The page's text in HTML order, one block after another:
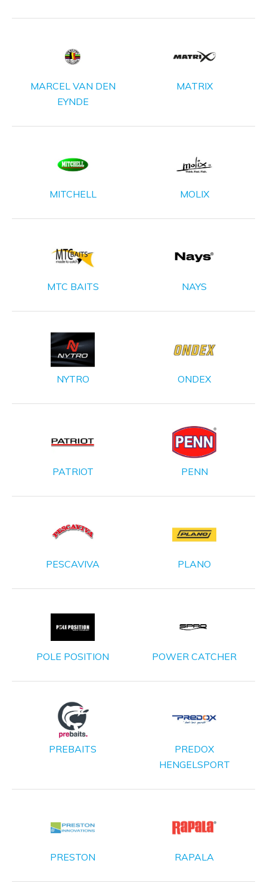
MARCEL VAN DEN
EYNDE
MATRIX
MITCHELL MOLIX
MTC BAITS NAYS
NYTRO ONDEX
PATRIOT PENN
PESCAVIVA PLANO
POLE POSITION POWER CATCHER
PREBAITS
PREDOX
HENGELSPORT
PRESTON RAPALA